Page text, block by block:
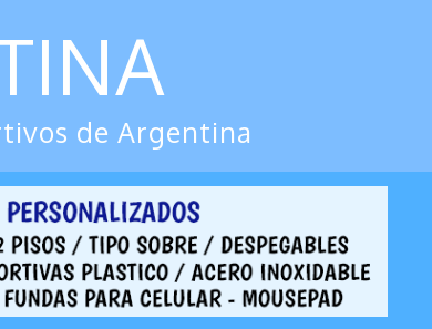
de Argentina